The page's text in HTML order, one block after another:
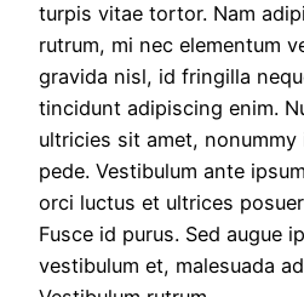
turpis vitae tortor. Nam
rutrum, mi nec elementum
gravida nisl, id fringilla
tincidunt adipiscing enim.
ultricies sit amet,
pede. Vestibulum ante
orci luctus et ultrices
Fusce id purus. Sed augue
vestibulum et, malesuada